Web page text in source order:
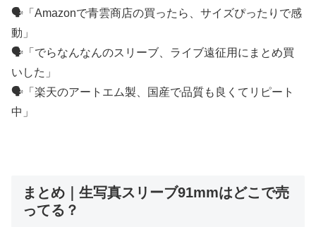
🗣️「Amazonで青雲商店の買ったら、サイズぴったりで感
動」
🗣️「でらなんなんのスリーブ、ライブ遠征用にまとめ買
いした」
🗣️「楽天のアートエム製、国産で品質も良くてリピート
中」
まとめ｜生写真スリーブ91mmはどこで売
ってる？